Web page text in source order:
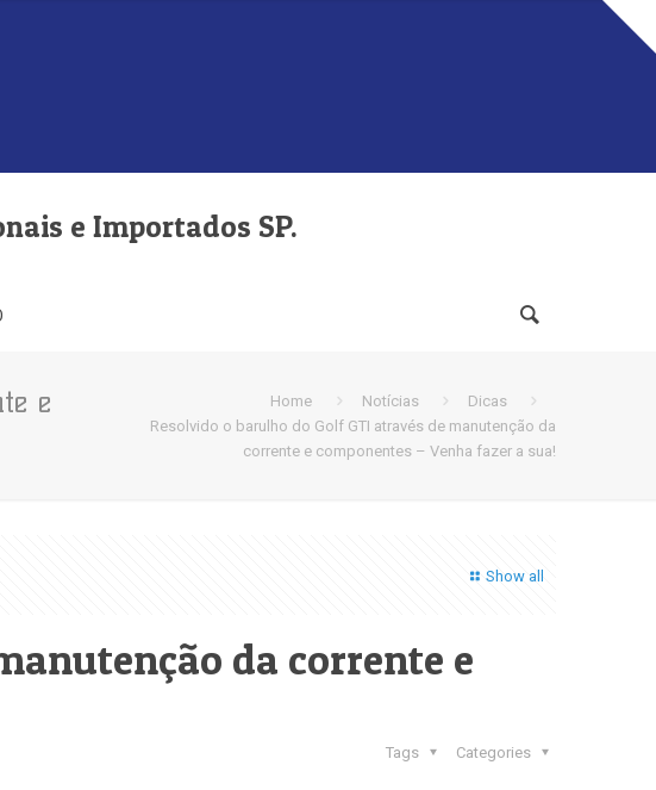
e Importados SP.
e
Home Notícias
Dicas
Resolvido o barulho do Golf GTI através de manutenção da
corrente e componentes – Venha fazer a sua!
Show all
da corrente e
Categories
Tags